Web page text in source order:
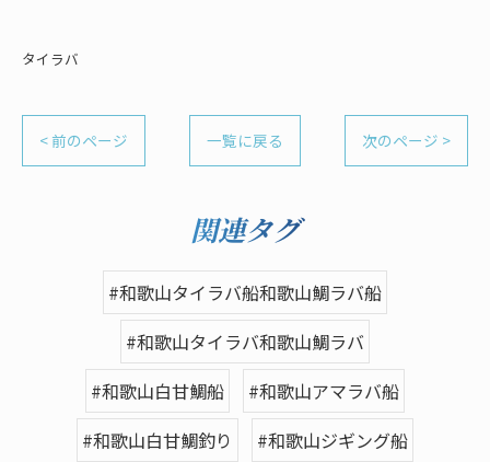
タイラバ
< 前のページ 一覧に戻る 次のページ >
関連タグ
#和歌山タイラバ船和歌山鯛ラバ船
#和歌山タイラバ和歌山鯛ラバ
#和歌山白甘鯛船
#和歌山アマラバ船
#和歌山白甘鯛釣り
#和歌山ジギング船